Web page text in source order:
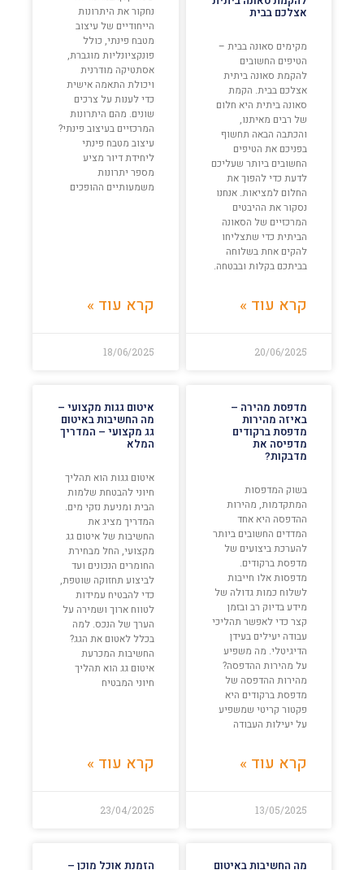
אצלכם בבית
מקימים סאונה בבית –
הטיפים החשובים
להקמת סאונה ביתית
אצלכם בבית. הקמת
סאונה ביתית היא חלום
של רבים מאיתנו,
והכתבה הבאה תחשוף
בפניכם את הטיפים
החשובים ביותר שעליכם
לדעת כדי להפוך את
החלום למציאות. אנחנו
נסקור את ההיבטים
המרכזיים של הסאונה
הביתית כדי שתצליחו
להקים אחת בשלוחה
בביתכם בקלות ובבטחה.
קרא עוד »
20/06/2025
נחקור את היתרונות
הייחודיים של עיצוב
מטבח פינתי, כולל
פונקציונליות מוגברת,
אסתטיקה מודרנית
ויכולת התאמה אישית
כדי לענות על צרכים
שונים. מהם היתרונות
המרכזיים בעיצוב פינתי?
עיצוב מטבח פינתי
ליחידת דיור מציע
מספר יתרונות
משמעותיים ההופכים
קרא עוד »
18/06/2025
מדפסת מהירה –
באיזה מהירות
מדפסת ברקודים
מדפיסה את
מדבקות?
בשוק המדפסות
המתקדמות, מהירות
ההדפסה היא אחד
המדדים החשובים ביותר
להערכת ביצועים של
מדפסת ברקודים.
מדפסות אלו חייבות
לשלוח כמות גדולה של
מידע בדיוק רב ובזמן
קצר כדי לאפשר תהליכי
עבודה יעילים בעידן
הדיגיטלי. מה משפיע
על מהירות ההדפסה?
מהירות ההדפסה של
מדפסת ברקודים היא
פקטור קריטי שמשפיע
על יעילות העבודה
קרא עוד »
13/05/2025
איטום גגות מקצועי –
מה החשיבות באיטום
גג מקצועי – המדריך
המלא
איטום גגות הוא תהליך
חיוני להבטחת שלמות
הבית ומניעת נזקי מים.
המדריך מציג את
החשיבות של איטום גג
מקצועי, החל מבחירת
החומרים הנכונים ועד
לביצוע תחזוקה שוטפת,
כדי להבטיח עמידות
לטווח ארוך ושמירה על
הערך של הנכס. למה
בכלל לאטום את הגג?
החשיבות המכרעת
איטום גג הוא תהליך
חיוני המבטיח
קרא עוד »
23/04/2025
מה החשיבות באיטום הזמנת אוכל מוכן –